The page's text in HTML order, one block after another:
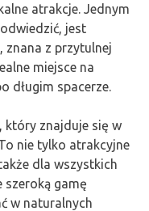
atrakcje. Jednym
jest
, znana z przytulnej
miejsce na
długim spacerze.
który znajduje się w
nie tylko atrakcyjne
dla wszystkich
szeroką gamę
w naturalnych